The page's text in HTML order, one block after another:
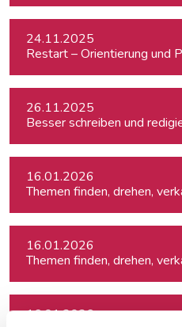
24.11.2025
Restart – Orientierung und
26.11.2025
Besser schreiben und
16.01.2026
Themen finden, drehen,
16.01.2026
Themen finden, drehen,
16.01.2026